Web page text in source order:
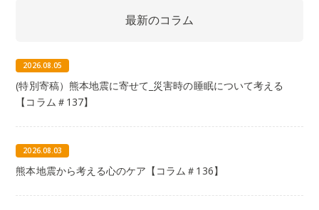
最新のコラム
2026.08.05
(特別寄稿）熊本地震に寄せて_災害時の睡眠について考える
【コラム＃137】
2026.08.03
熊本地震から考える心のケア【コラム＃136】